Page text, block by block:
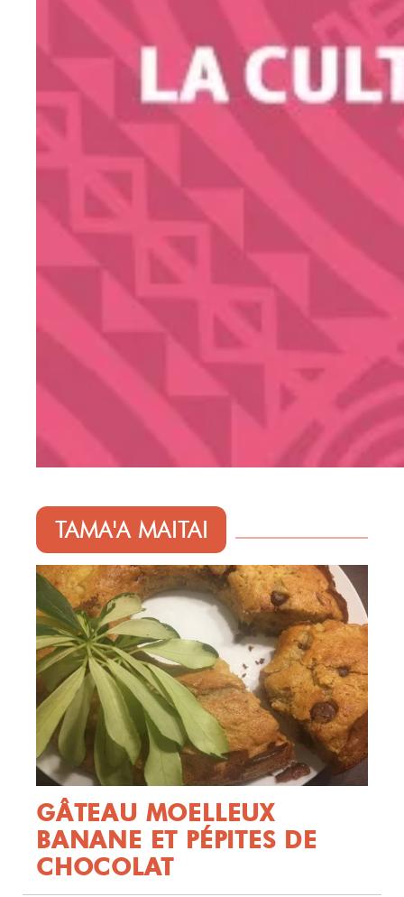
TAMA'A MAITAI
GÂTEAU MOELLEUX
BANANE ET PÉPITES DE
CHOCOLAT